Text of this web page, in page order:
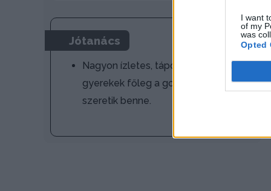
I want
of my
was
Opted
Jótanács
Nagyon ízletes, tápdús leves, a
gyerekek főleg a gombócot
szeretik benne.